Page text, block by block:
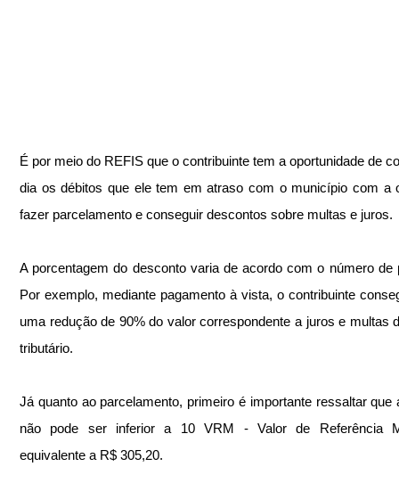
É por meio do REFIS que o contribuinte tem a oportunidade de
dia os débitos que ele tem em atraso com o município com a
fazer parcelamento e conseguir descontos sobre multas e juros.
A porcentagem do desconto varia de acordo com o número de
Por exemplo, mediante pagamento à vista, o contribuinte
uma redução de 90% do valor correspondente a juros e multas
tributário.
Já quanto ao parcelamento, primeiro é importante ressaltar que
não pode ser inferior a 10 VRM - Valor de Referência
equivalente a R$ 305,20.